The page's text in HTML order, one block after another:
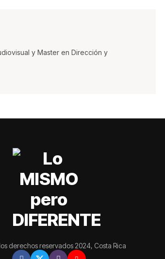
y Master en Dirección y
derechos reservados 2024, Costa Rica